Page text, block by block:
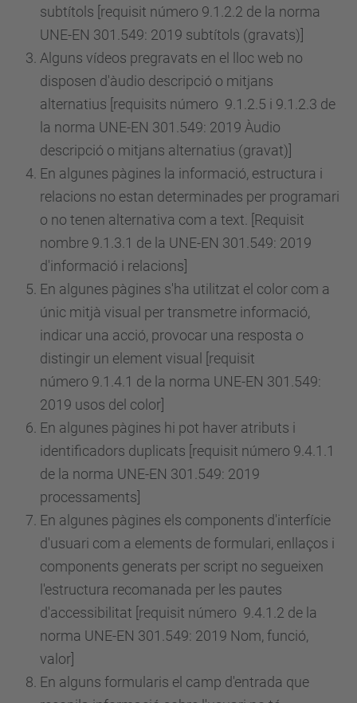
subtítols [requisit número 9.1.2.2 de la norma
UNE-EN 301.549: 2019 subtítols (gravats)]
Alguns vídeos pregravats en el lloc web no
disposen d'àudio descripció o mitjans
alternatius [requisits número 9.1.2.5 i 9.1.2.3 de
la norma UNE-EN 301.549: 2019 Àudio
descripció o mitjans alternatius (gravat)]
En algunes pàgines la informació, estructura i
relacions no estan determinades per programari
o no tenen alternativa com a text. [Requisit
nombre 9.1.3.1 de la UNE-EN 301.549: 2019
d'informació i relacions]
En algunes pàgines s'ha utilitzat el color com a
únic mitjà visual per transmetre informació,
indicar una acció, provocar una resposta o
distingir un element visual [requisit
número 9.1.4.1 de la norma UNE-EN 301.549:
2019 usos del color]
En algunes pàgines hi pot haver atributs i
identificadors duplicats [requisit número 9.4.1.1
de la norma UNE-EN 301.549: 2019
processaments]
En algunes pàgines els components d'interfície
d'usuari com a elements de formulari, enllaços i
components generats per script no segueixen
l'estructura recomanada per les pautes
d'accessibilitat [requisit número 9.4.1.2 de la
norma UNE-EN 301.549: 2019 Nom, funció,
valor]
En alguns formularis el camp d'entrada que